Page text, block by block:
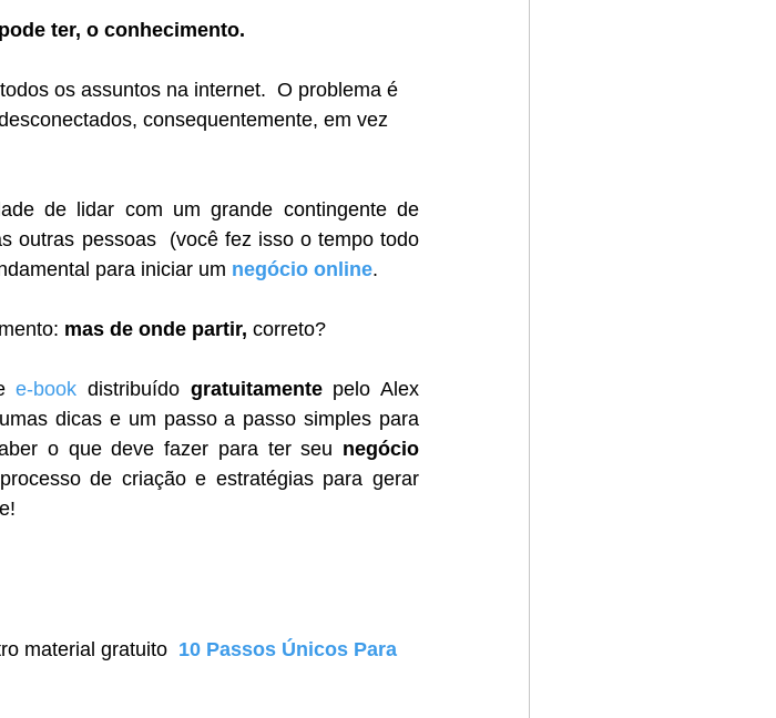
ter, o conhecimento.
os assuntos na internet.  O problema é
consequentemente, em vez
de lidar com um grande contingente de
outras pessoas  (você fez isso o tempo todo
para iniciar um negócio online.
mas de onde partir, correto?
e-book distribuído gratuitamente pelo Alex
dicas e um passo a passo simples para
o que deve fazer para ter seu negócio
de criação e estratégias para gerar
material gratuito 10 Passos Únicos Para